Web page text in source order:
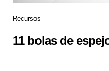
Recursos
11 bolas de